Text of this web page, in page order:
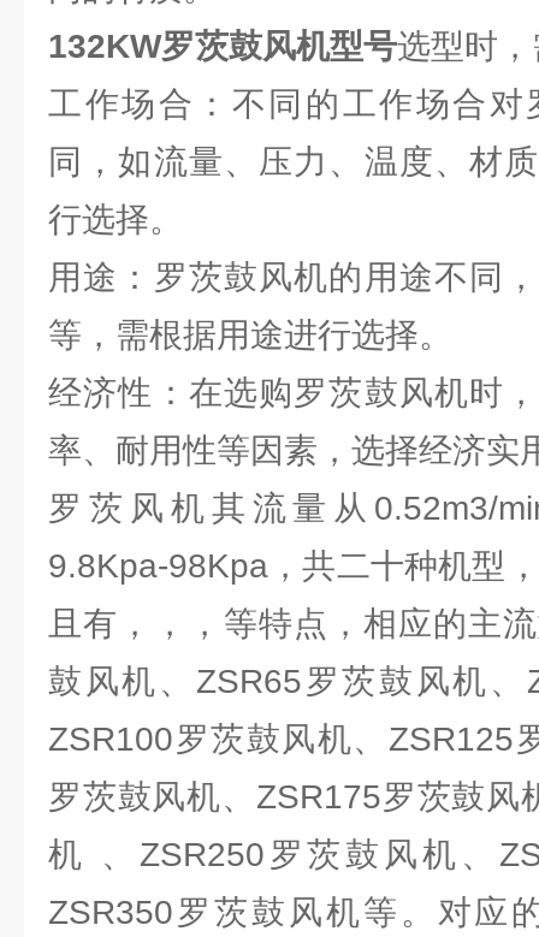
132KW罗茨鼓风机型号选型时
工作场合：不同的工作场合对
同，如流量、压力、温度、材
行选择。
用途：罗茨鼓风机的用途不同
等，需根据用途进行选择。
经济性：在选购罗茨鼓风机时
率、耐用性等因素，选择经济实
罗茨风机其流量从0.52m3/
9.8Kpa-98Kpa，共二十种机型
且有，，，等特点，相应的主
鼓风机、ZSR65罗茨鼓风机、
ZSR100罗茨鼓风机、ZSR125
罗茨鼓风机、ZSR175罗茨鼓风
机 、ZSR250罗茨鼓风机、
ZSR350罗茨鼓风机等。对应